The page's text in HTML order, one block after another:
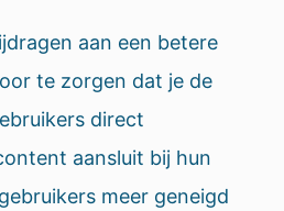
aan een betere
te zorgen dat je de
direct
aansluit bij hun
meer geneigd